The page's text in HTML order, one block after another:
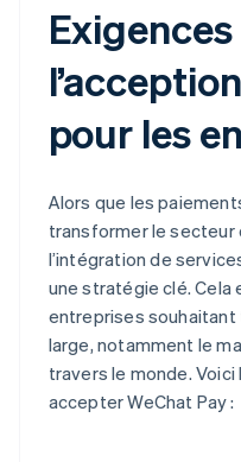
pour les
Alors que les
transformer le secteur
l’intégration de
une stratégie clé.
entreprises souhaitant
large, notamment le
travers le monde.
accepter WeChat Pay :